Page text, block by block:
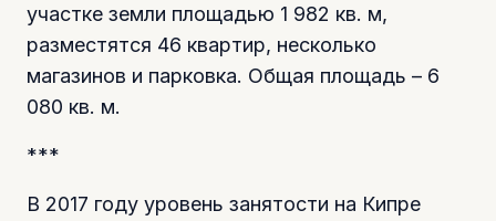
участке земли площадью 1 982 кв. м,
разместятся 46 квартир, несколько
магазинов и парковка. Общая площадь – 6
080 кв. м.
***
В 2017 году уровень занятости на Кипре